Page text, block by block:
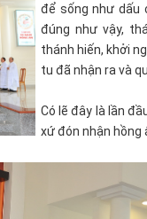
để sống như dấu
đúng như vậy,
thánh hiến, khởi
tu đã nhận ra và
Có lẽ đây là lần
xứ đón nhận hồng